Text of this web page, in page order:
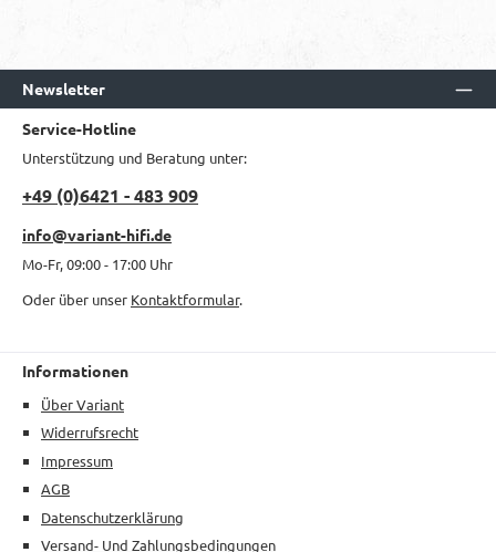
Newsletter
Service-Hotline
Unterstützung und Beratung unter:
+49 (0)6421 - 483 909
info@variant-hifi.de
Mo-Fr, 09:00 - 17:00 Uhr
Oder über unser Kontaktformular.
Informationen
Über Variant
Widerrufsrecht
Impressum
AGB
Datenschutzerklärung
Versand- Und Zahlungsbedingungen